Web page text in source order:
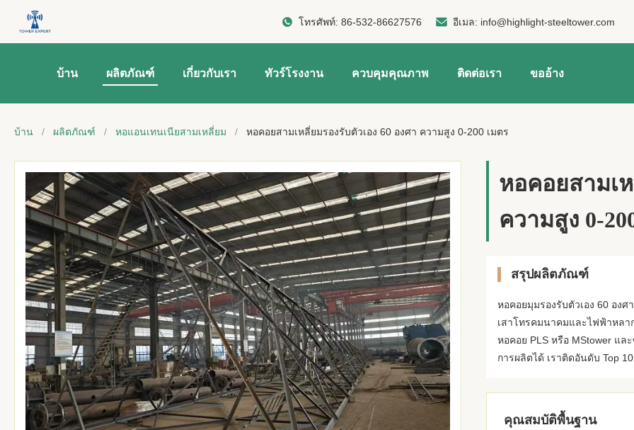
โทรศัพท์: 86-532-86627576 อีเมล: info@highlight-steeltower.com
บ้าน ผลิตภัณฑ์ เกี่ยวกับเรา ทัวร์โรงงาน ควบคุมคุณภาพ ติดต่อเรา ขออ้าง
บ้าน / ผลิตภัณฑ์ / หอแอนเทนเนียสามเหลี่ยม / หอคอยสามเหลี่ยมรองรับตัวเอง 60 องศา ความสูง 0-200 เมตร
หอคอยสามเ
ความสูง 0-
สรุปผลิตภัณฑ์
หอคอยมุมรองรับตัวเอง 60 อง
เสาโทรคมนาคมและไฟฟ้าหลา
หอคอย PLS หรือ MStower แ
การผลิตได้ เราติดอันดับ Top
คุณสมบัติพื้นฐาน